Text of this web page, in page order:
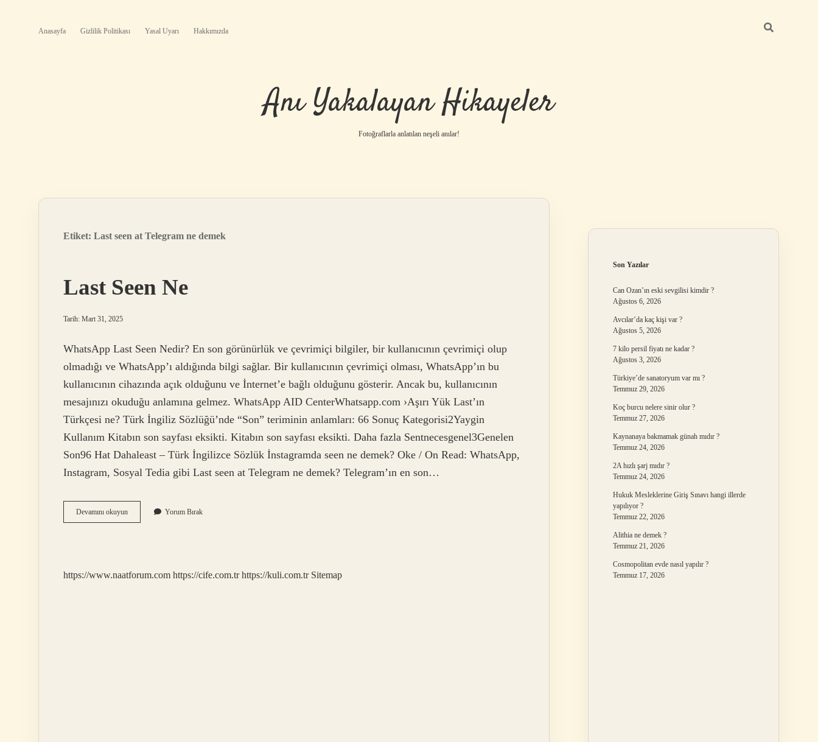
Anasayfa Gizlilik Politikası Yasal Uyarı Hakkımızda
Anı Yakalayan Hikayeler
Fotoğraflarla anlatılan neşeli anılar!
Etiket: Last seen at Telegram ne demek
Last Seen Ne
Tarih: Mart 31, 2025
WhatsApp Last Seen Nedir? En son görünürlük ve çevrimiçi bilgiler, bir kullanıcının çevrimiçi olup
olmadığı ve WhatsApp’ı aldığında bilgi sağlar. Bir kullanıcının çevrimiçi olması, WhatsApp’ın bu
kullanıcının cihazında açık olduğunu ve İnternet’e bağlı olduğunu gösterir. Ancak bu, kullanıcının
mesajınızı okuduğu anlamına gelmez. WhatsApp AID CenterWhatsapp.com ›Aşırı Yük Last’ın
Türkçesi ne? Türk İngiliz Sözlüğü’nde “Son” teriminin anlamları: 66 Sonuç Kategorisi2Yaygin
Kullanım Kitabın son sayfası eksikti. Kitabın son sayfası eksikti. Daha fazla Sentnecesgenel3Genelen
Son96 Hat Dahaleast – Türk İngilizce Sözlük İnstagramda seen ne demek? Oke / On Read: WhatsApp,
Instagram, Sosyal Tedia gibi Last seen at Telegram ne demek? Telegram’ın en son…
Devamını okuyunLast
Seen
Yorum Bırak
https://www.naatforum.com https://cife.com.tr https://kuli.com.tr Sitemap
Son Yazılar
Can Ozan’ın eski sevgilisi kimdir ?
Ağustos 6, 2026
Avcılar’da kaç kişi var ?
Ağustos 5, 2026
7 kilo persil fiyatı ne kadar ?
Ağustos 3, 2026
Türkiye’de sanatoryum var mı ?
Temmuz 29, 2026
Koç burcu nelere sinir olur ?
Temmuz 27, 2026
Kaynanaya bakmamak günah mıdır ?
Temmuz 24, 2026
2A hızlı şarj mıdır ?
Temmuz 24, 2026
Hukuk Mesleklerine Giriş Sınavı hangi illerde
yapılıyor ?
Temmuz 22, 2026
Alithia ne demek ?
Temmuz 21, 2026
Cosmopolitan evde nasıl yapılır ?
Temmuz 17, 2026